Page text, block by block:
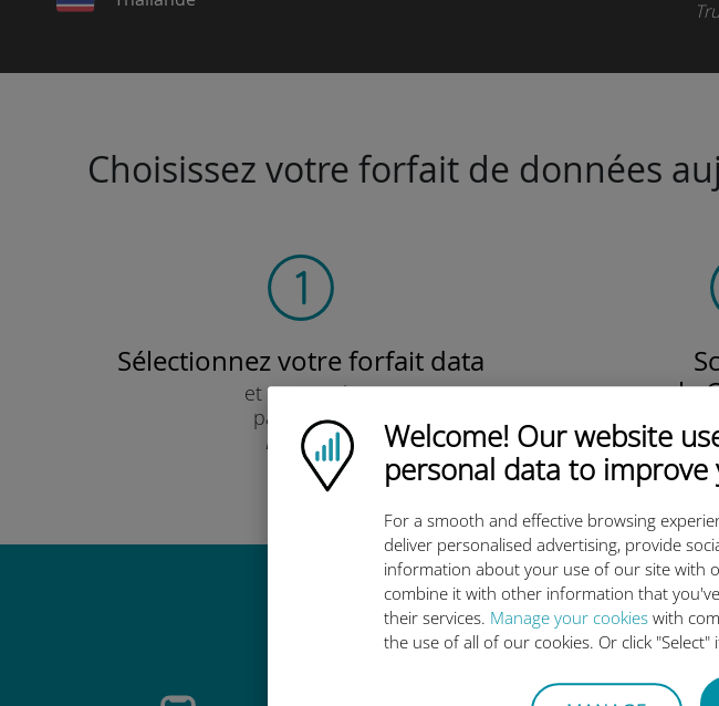
Ubigi logo
Welcome! Our website
personal data to improve
For a smooth and effective browsing
deliver personalised advertising, provide
information about your use of our site with
combine it with other information that
their services. Manage your cookies with
the use of all of our cookies. Or click
Choisissez votre forfait de données
Sélectionnez votre forfait data
et recevez-le
par e-mail.
Rapide !
le
pour
et
Pourquoi l'eSIM